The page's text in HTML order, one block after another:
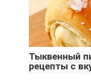
Тыквенный
рецепты с